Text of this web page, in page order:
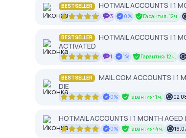
BESTSELLER HOTMAIL ACCOUNTS | 1
3 0% Гарантия: 12 ч.
BESTSELLER
HOTMAIL ACCOUNTS | 1
ACTIVATED
1 1% Гарантия: 12 ч.
BESTSELLER
MAIL.COM ACCOUNTS | 1
DIE
0% Гарантия: 1 ч.
HOTMAIL ACCOUNTS | 1 MONTH AGED
0% Гарантия: 4 ч.